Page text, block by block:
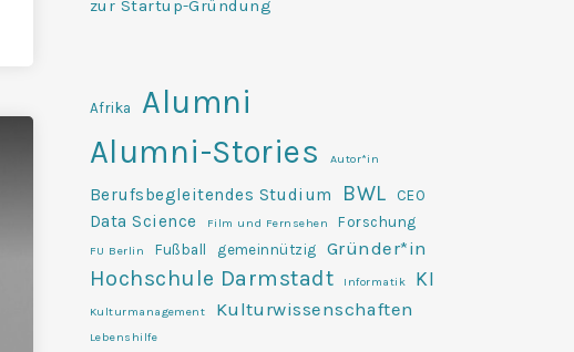
zur Startup-Gründung
Afrika
Alumni
Alumni-Stories
Autor*in
Berufsbegleitendes Studium BWL CEO
Data Science Film und Fernsehen Forschung
FU Berlin Fußball gemeinnützig Gründer*in
Hochschule Darmstadt Informatik KI
Kulturmanagement Kulturwissenschaften
Lebenshilfe